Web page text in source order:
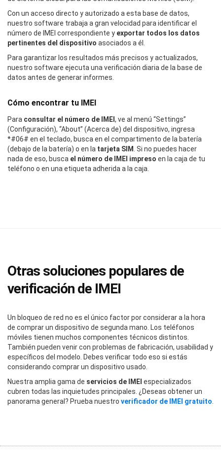
Con un acceso directo y autorizado a esta base de datos,
nuestro software trabaja a gran velocidad para identificar el
número de IMEI correspondiente y exportar todos los datos
pertinentes del dispositivo asociados a él.
Para garantizar los resultados más precisos y actualizados,
nuestro software ejecuta una verificación diaria de la base de
datos antes de generar informes.
Cómo encontrar tu IMEI
Para consultar el número de IMEI , ve al menú “Settings”
(Configuración), “About” (Acerca de) del dispositivo, ingresa
*#06# en el teclado, busca en el compartimento de la batería
(debajo de la batería) o en la tarjeta SIM . Si no puedes hacer
nada de eso, busca el número de IMEI impreso en la caja de tu
teléfono o en una etiqueta adherida a la caja.
Otras soluciones populares de
verificación de IMEI
Un bloqueo de red no es el único factor por considerar a la hora
de comprar un dispositivo de segunda mano. Los teléfonos
móviles tienen muchos componentes técnicos distintos.
También pueden venir con problemas de fabricación, usabilidad y
específicos del modelo. Debes verificar todo eso si estás
considerando comprar un dispositivo usado.
Nuestra amplia gama de servicios de IMEI especializados
cubren todas las inquietudes principales. ¿Deseas obtener un
panorama general? Prueba nuestro verificador de IMEI gratuito